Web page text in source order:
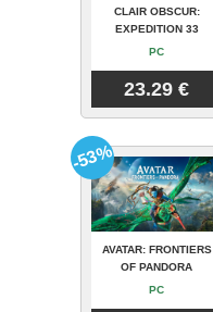
CLAIR OBSCUR:
EXPEDITION 33
PC
23.29 €
AVATAR: FRONTIERS
OF PANDORA
PC
-53%